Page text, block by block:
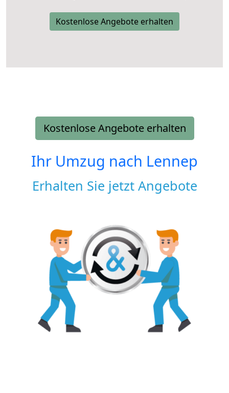
Kostenlose Angebote erhalten
Kostenlose Angebote erhalten
Ihr Umzug nach Lennep
Erhalten Sie jetzt Angebote